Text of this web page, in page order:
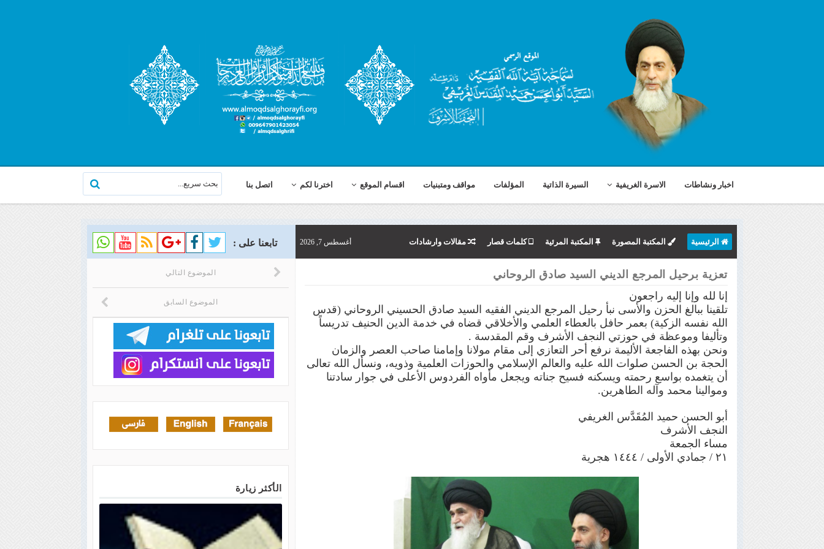
اخبار ونشاطات الاسرة الغريفية السيرة الذاتية المؤلفات مواقف ومتبنيات اقسام الموقع اخترنا لكم اتصل بنا
الرئيسية المكتبة المصورة المكتبة المرئية كلمات قصار مقالات وارشادات أغسطس 7, 2026
تعزية برحيل المرجع الديني السيد صادق الروحاني
إنا لله وإنا إليه راجعون
تلقينا ببالغ الحزن والأسى نبأ رحيل المرجع الديني الفقيه السيد صادق الحسيني الروحاني (قدس
الله نفسه الزكية) بعمر حافل بالعطاء العلمي والأخلاقي قضاه في خدمة الدين الحنيف تدريساً
وتأليفا وموعظة في حوزتي النجف الأشرف وقم المقدسة .
ونحن بهذه الفاجعة الأليمة نرفع أحر التعازي إلى مقام مولانا وإمامنا صاحب العصر والزمان
الحجة بن الحسن صلوات الله عليه والعالم الإسلامي والحوزات العلمية وذويه، ونسأل الله تعالى
أن يتغمده بواسع رحمته ويسكنه فسيح جناته ويجعل مأواه الفردوس الأعلى في جوار سادتنا
وموالينا محمد وآله الطاهرين.
أبو الحسن حميد المُقَدَّس الغريفي
النجف الأشرف
مساء الجمعة
٢١ / جمادي الأولى / ١٤٤٤ هجرية
تابعنا على :
الموضوع التالي
الموضوع السابق
الأكثر زيارة